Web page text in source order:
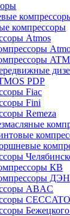
компрессоры
Atmos
PDP
Fiac
Fini
Remeza
КВ
ДЭН
ABAC
CECCATO
Бежецкого